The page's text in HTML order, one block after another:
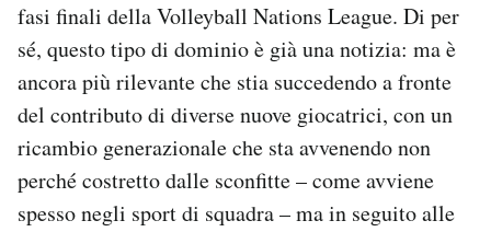
Hai bisogno di aiuto?
Esci
fasi finali della Volleyball Nations League. Di per
sé, questo tipo di dominio è già una notizia: ma è
ancora più rilevante che stia succedendo a fronte
del contributo di diverse nuove giocatrici, con un
ricambio generazionale che sta avvenendo non
perché costretto dalle sconfitte – come avviene
spesso negli sport di squadra – ma in seguito alle